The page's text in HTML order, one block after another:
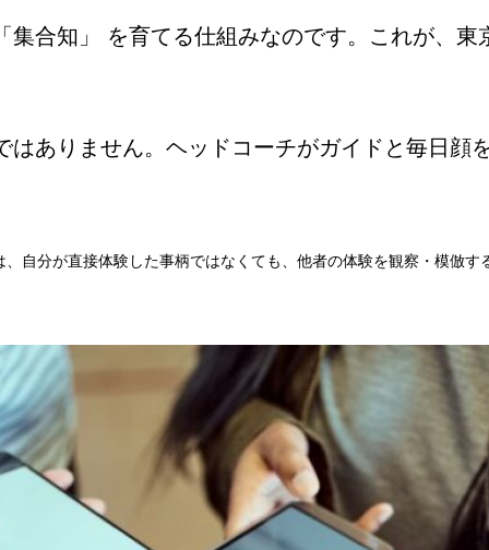
集合知」 を育てる仕組みなのです。これが、
はありません。ヘッドコーチがガイドと毎日顔
自分が直接体験した事柄ではなくても、他者の体験を観察・模倣